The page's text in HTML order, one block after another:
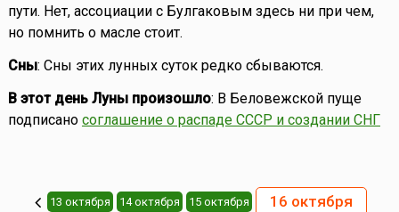
пути. Нет, ассоциации с Булгаковым здесь ни при чем,
но помнить о масле стоит.
Сны: Сны этих лунных суток редко сбываются.
В этот день Луны произошло: В Беловежской пуще
подписано соглашение о распаде СССР и создании СНГ
13 октября 14 октября 15 октября 16 октября